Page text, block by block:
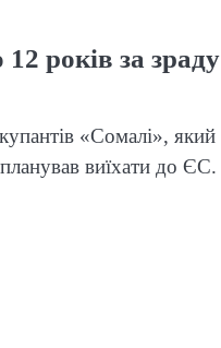
років за зраду
«Сомалі», який
виїхати до ЄС.